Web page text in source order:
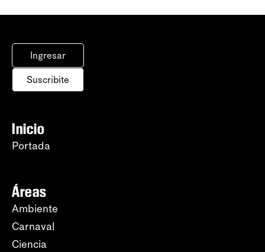
Ingresar
Suscribite
Inicio
Portada
Áreas
Ambiente
Carnaval
Ciencia